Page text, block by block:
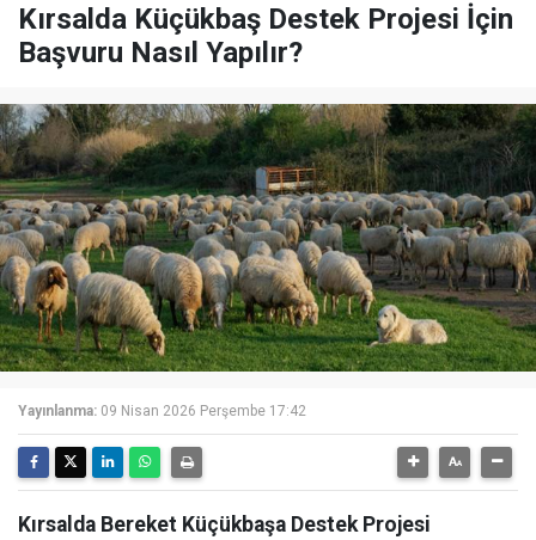
Kırsalda Küçükbaş Destek Projesi İçin
Başvuru Nasıl Yapılır?
Yayınlanma: 09 Nisan 2026 Perşembe 17:42
Kırsalda Bereket Küçükbaşa Destek Projesi